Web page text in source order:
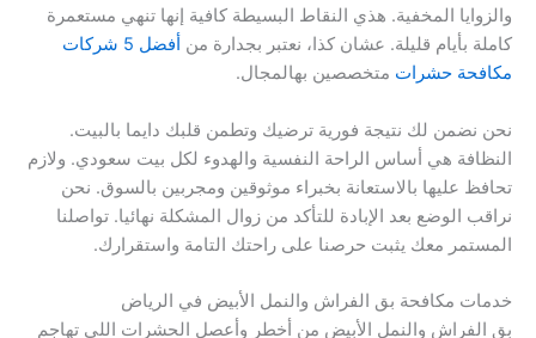
والزوايا المخفية. هذي النقاط البسيطة كافية إنها تنهي مستعمرة
كاملة بأيام قليلة. عشان كذا، نعتبر بجدارة من
أفضل 5 شركات
مكافحة حشرات متخصصين بهالمجال.
نحن نضمن لك نتيجة فورية ترضيك وتطمن قلبك دايما بالبيت.
النظافة هي أساس الراحة النفسية والهدوء لكل بيت سعودي. ولازم
تحافظ عليها بالاستعانة بخبراء موثوقين ومجربين بالسوق. نحن
نراقب الوضع بعد الإبادة للتأكد من زوال المشكلة نهائيا. تواصلنا
المستمر معك يثبت حرصنا على راحتك التامة واستقرارك.
خدمات مكافحة بق الفراش والنمل الأبيض في الرياض
بق الفراش والنمل الأبيض من أخطر وأعصل الحشرات اللي تهاجم